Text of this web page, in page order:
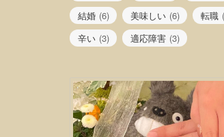
結婚 (6) 美味しい (6) 転職
辛い (3) 適応障害 (3)